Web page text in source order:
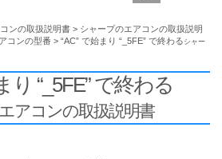
ンの取扱説明書 > シャープのエアコンの取扱説明
コンの型番 > “AC” で始まり “_5FE” で終わる シャー
り “_5FE” で終わる
アコンの取扱説明書